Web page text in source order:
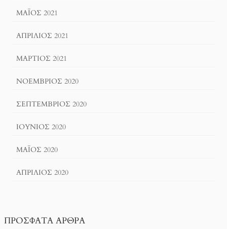
ΜΆΙΟΣ 2021
ΑΠΡΊΛΙΟΣ 2021
ΜΆΡΤΙΟΣ 2021
ΝΟΈΜΒΡΙΟΣ 2020
ΣΕΠΤΈΜΒΡΙΟΣ 2020
ΙΟΎΝΙΟΣ 2020
ΜΆΙΟΣ 2020
ΑΠΡΊΛΙΟΣ 2020
ΠΡΌΣΦΑΤΑ ΆΡΘΡΑ